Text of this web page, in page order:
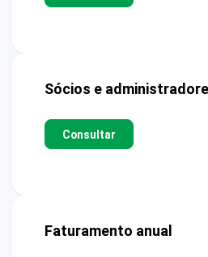
Sócios e
Consultar
Faturamento anual